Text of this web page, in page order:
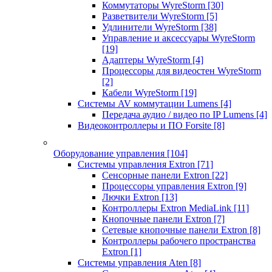
Коммутаторы WyreStorm [30]
Разветвители WyreStorm [5]
Удлинители WyreStorm [38]
Управление и аксессуары WyreStorm
[19]
Адаптеры WyreStorm [4]
Процессоры для видеостен WyreStorm
[2]
Кабели WyreStorm [19]
Системы AV коммутации Lumens [4]
Передача аудио / видео по IP Lumens [4]
Видеоконтроллеры и ПО Forsite [8]
Оборудование управления [104]
Системы управления Extron [71]
Сенсорные панели Extron [22]
Процессоры управления Extron [9]
Лючки Extron [13]
Контроллеры Extron MediaLink [11]
Кнопочные панели Extron [7]
Сетевые кнопочные панели Extron [8]
Контроллеры рабочего пространства
Extron [1]
Системы управления Aten [8]